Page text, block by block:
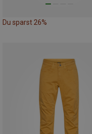
Du sparst 26%